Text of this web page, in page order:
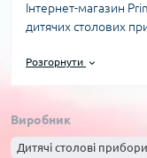
Інтернет-магазин
дитячих столових
малюків – це не лише
популярні
найпоширеніші
Розгорнути
Виробник
Дитячі столові